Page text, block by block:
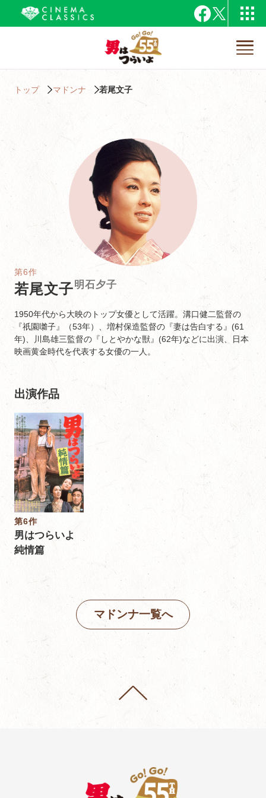
トップ マドンナ 若尾文子
第6作
若尾文子明石夕子
1950年代から大映のトップ女優として活躍。溝口健二監督の
『祇園囃子』（53年）、増村保造監督の『妻は告白する』(61
年)、川島雄三監督の『しとやかな獣』(62年)などに出演、日本
映画黄金時代を代表する女優の一人。
出演作品
第6作
男はつらいよ
純情篇
マドンナ一覧へ